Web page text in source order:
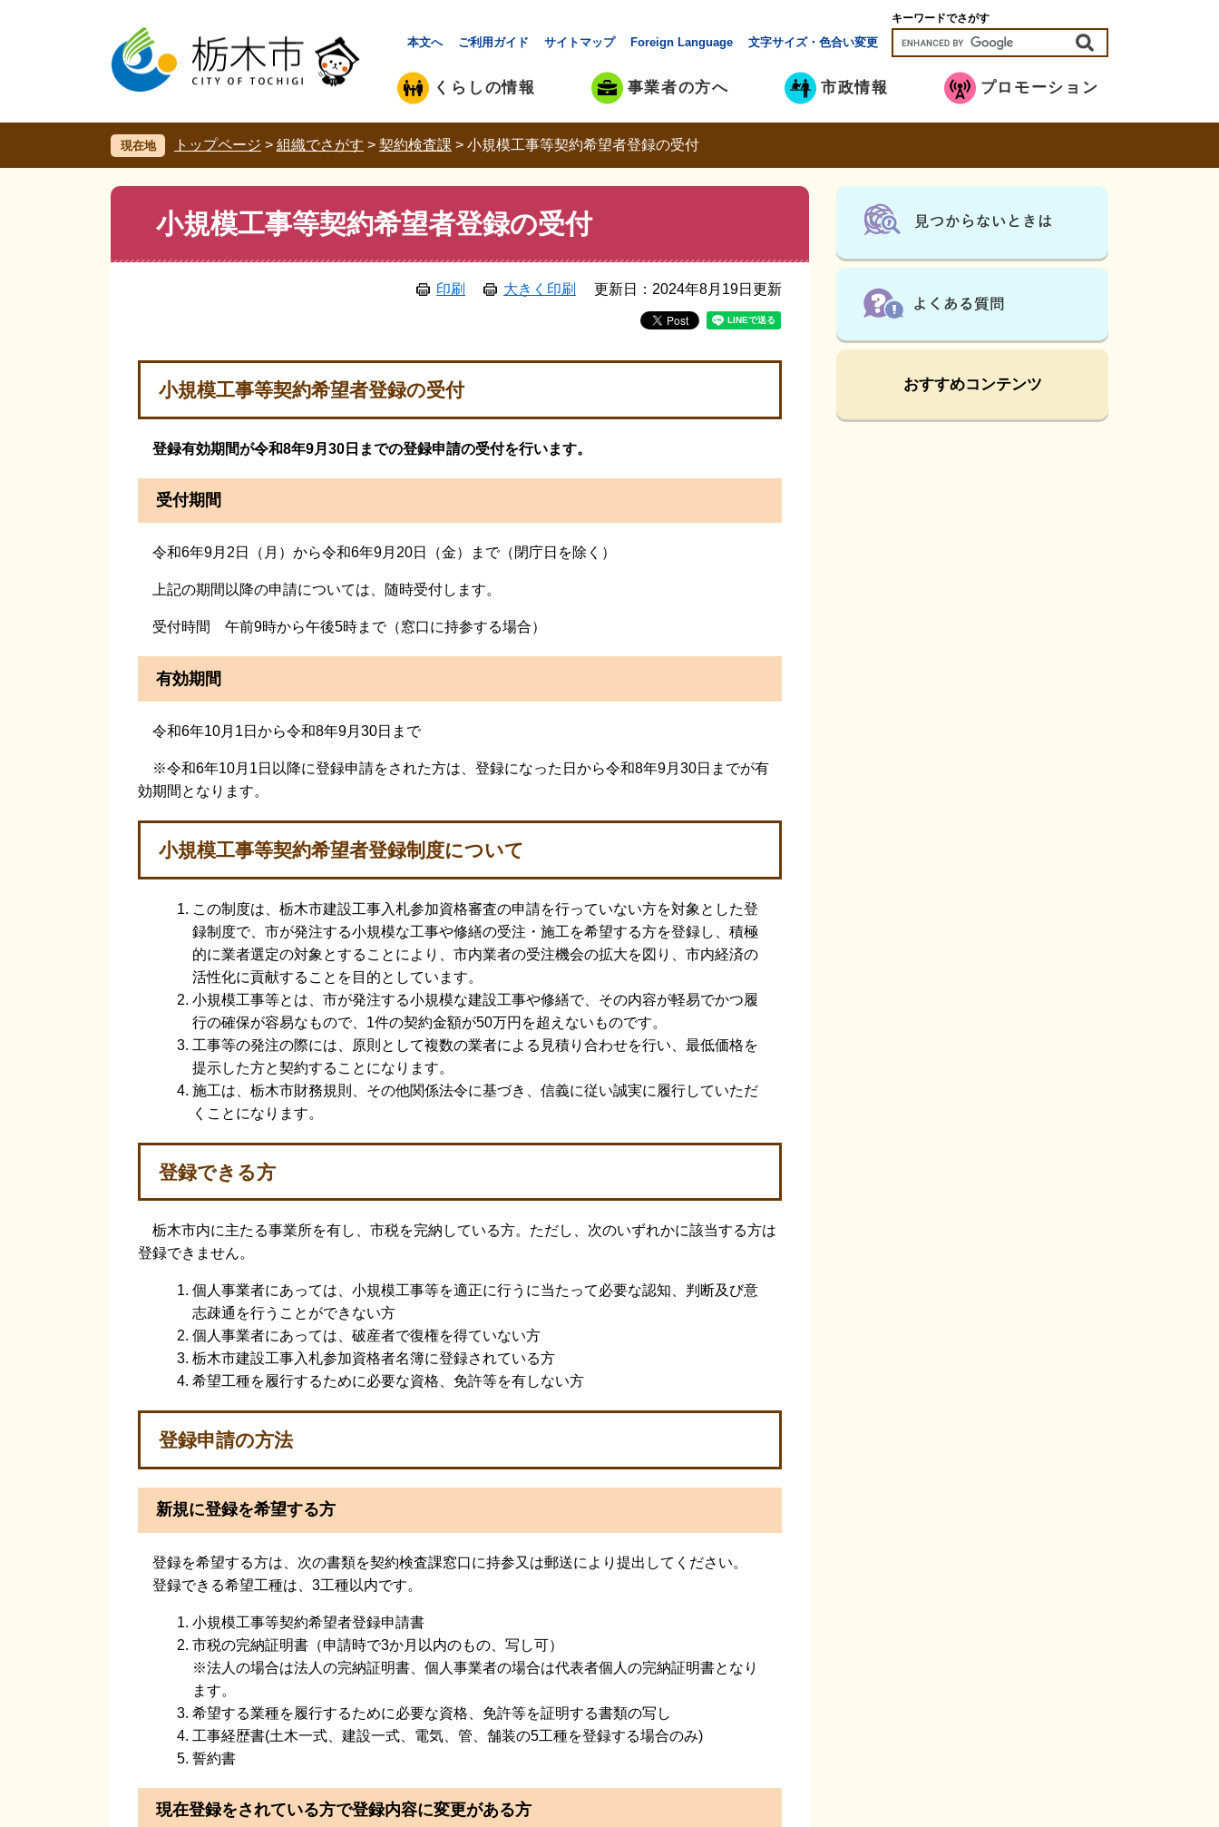
で
ば
本文へ ご利用ガイド サイトマップ Foreign Language 文字サイズ・色合い変更
キーワードでさがす
くらしの情報 事業者の方へ 市政情報 プロモーション
現在地 トップページ > 組織でさがす > 契約検査課 > 小規模工事等契約希望者登録の受付
小規模工事等契約希望者登録の受付
印刷 大きく印刷 更新日：2024年8月19日更新
小規模工事等契約希望者登録の受付
登録有効期間が令和8年9月30日までの登録申請の受付を行います。
受付期間
令和6年9月2日（月）から令和6年9月20日（金）まで（閉庁日を除く）
上記の期間以降の申請については、随時受付します。
受付時間 午前9時から午後5時まで（窓口に持参する場合）
有効期間
令和6年10月1日から令和8年9月30日まで
※令和6年10月1日以降に登録申請をされた方は、登録になった日から令和8年9月30日までが有
効期間となります。
小規模工事等契約希望者登録制度について
この制度は、栃木市建設工事入札参加資格審査の申請を行っていない方を対象とした登
録制度で、市が発注する小規模な工事や修繕の受注・施工を希望する方を登録し、積極
的に業者選定の対象とすることにより、市内業者の受注機会の拡大を図り、市内経済の
活性化に貢献することを目的としています。
小規模工事等とは、市が発注する小規模な建設工事や修繕で、その内容が軽易でかつ履
行の確保が容易なもので、1件の契約金額が50万円を超えないものです。
工事等の発注の際には、原則として複数の業者による見積り合わせを行い、最低価格を
提示した方と契約することになります。
施工は、栃木市財務規則、その他関係法令に基づき、信義に従い誠実に履行していただ
くことになります。
登録できる方
栃木市内に主たる事業所を有し、市税を完納している方。ただし、次のいずれかに該当する方は
登録できません。
個人事業者にあっては、小規模工事等を適正に行うに当たって必要な認知、判断及び意
志疎通を行うことができない方
個人事業者にあっては、破産者で復権を得ていない方
栃木市建設工事入札参加資格者名簿に登録されている方
希望工種を履行するために必要な資格、免許等を有しない方
登録申請の方法
新規に登録を希望する方
登録を希望する方は、次の書類を契約検査課窓口に持参又は郵送により提出してください。
登録できる希望工種は、3工種以内です。
小規模工事等契約希望者登録申請書
市税の完納証明書（申請時で3か月以内のもの、写し可）
※法人の場合は法人の完納証明書、個人事業者の場合は代表者個人の完納証明書となり
ます。
希望する業種を履行するために必要な資格、免許等を証明する書類の写し
工事経歴書(土木一式、建設一式、電気、管、舗装の5工種を登録する場合のみ)
誓約書
現在登録をされている方で登録内容に変更がある方
おすすめコンテンツ